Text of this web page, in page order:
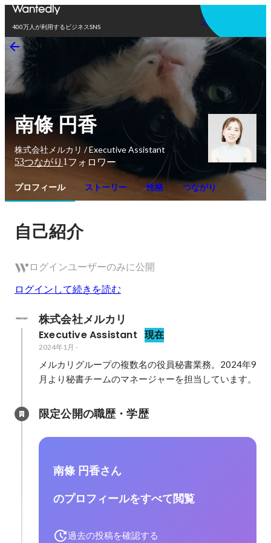
400万人が利用するビジネスSNS
アプリを使う
南條 円香
株式会社メルカリ / Executive Assistant
53つながり 1 フォロワー
プロフィール ストーリー 性格 つながり
自己紹介
ログインユーザーのみに公開
ログインして続きを読む
株式会社メルカリ
Executive Assistant 現在
2024年1月 -
メルカリグループの複数名の役員秘書業務。2024年9
月より秘書チームのマネージャーを担当しています。
限定公開の職歴・学歴
南條 円香さん
のプロフィールをすべて閲覧
過去の投稿を確認する